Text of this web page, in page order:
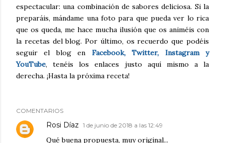
espectacular: una combinación de sabores deliciosa. Si la
preparáis, mándame una foto para que pueda ver lo rica
que os queda, me hace mucha ilusión que os animéis con
la recetas del blog. Por último, os recuerdo que podéis
seguir el blog en Facebook, Twitter, Instagram y
YouTube, tenéis los enlaces justo aquí mismo a la
derecha. ¡Hasta la próxima receta!
COMENTARIOS
Rosi Díaz 1 de junio de 2018 a las 12:49
Qué buena propuesta, muy original...